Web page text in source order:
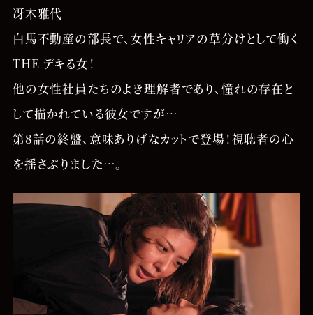
冴木雅代
白馬不動産の部長で、女性キャリアの草分けとして働く
THE デキる女！
他の女性社員たちのよき理解者であり、憧れの存在と
して描かれている彼女ですが…
第8話の終盤、意味ありげなカットで登場！視聴者の心
を揺さぶりました…。